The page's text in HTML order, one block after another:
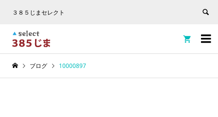
３８５じまセレクト


ブログ 10000897